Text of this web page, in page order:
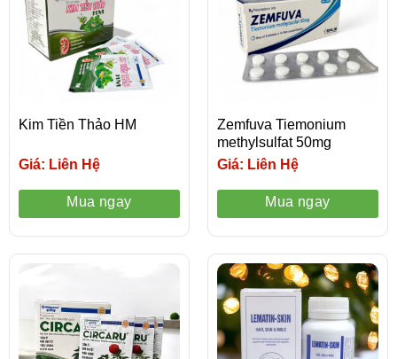
Kim Tiền Thảo HM
Giá: Liên Hệ
Mua ngay
Zemfuva Tiemonium
methylsulfat 50mg
Giá: Liên Hệ
Mua ngay